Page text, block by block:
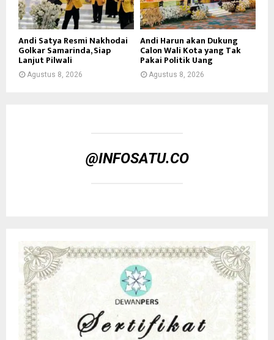
Andi Satya Resmi Nakhodai
Golkar Samarinda, Siap
Lanjut Pilwali
Agustus 8, 2026
Andi Harun akan Dukung
Calon Wali Kota yang Tak
Pakai Politik Uang
Agustus 8, 2026
@INFOSATU.CO